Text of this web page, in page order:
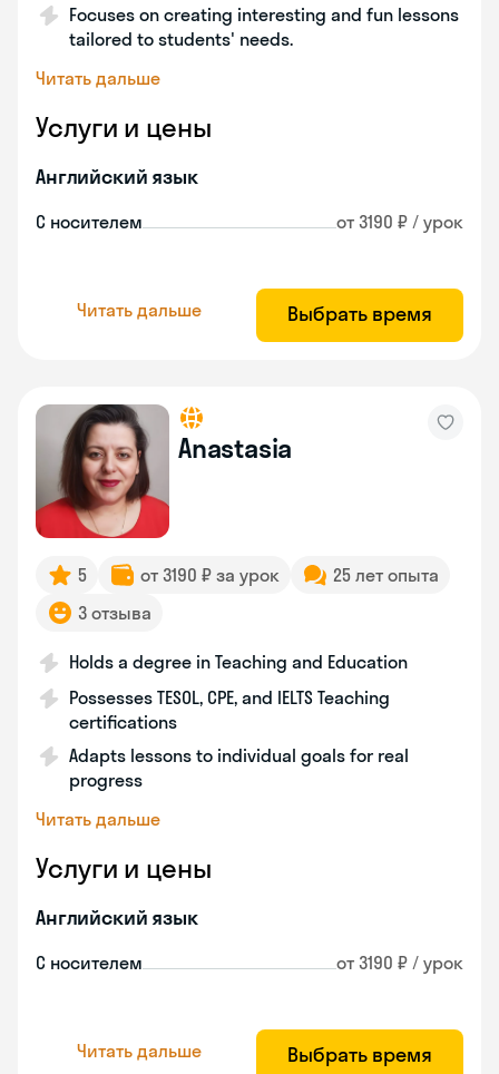
Focuses on creating interesting and fun lessons
tailored to students' needs.
Читать дальше
Услуги и цены
Английский язык
С носителем от 3190 ₽ / урок
Читать дальше Выбрать время
Anastasia
5 от 3190 ₽ за урок
25 лет опыта
3 отзыва
Holds a degree in Teaching and Education
Possesses TESOL, CPE, and IELTS Teaching
certifications
Adapts lessons to individual goals for real
progress
Читать дальше
Услуги и цены
Английский язык
С носителем от 3190 ₽ / урок
Читать дальше Выбрать время